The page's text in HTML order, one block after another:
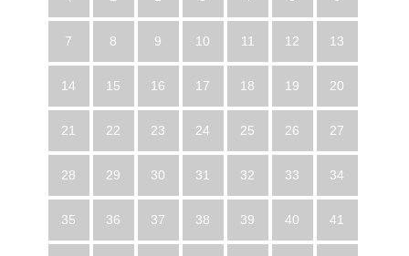
7 8 9 10 11 12 13
14 15 16 17 18 19 20
21 22 23 24 25 26 27
28 29 30 31 32 33 34
35 36 37 38 39 40 41